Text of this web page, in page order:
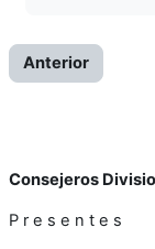
Anterior
Consejeros
P r e s e n t e s